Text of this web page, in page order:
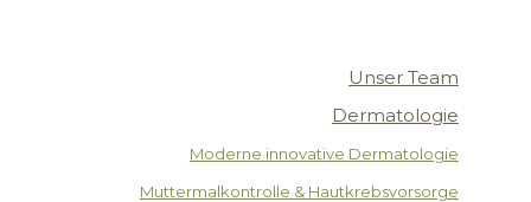
Unser Team
Dermatologie
Moderne innovative Dermatologie
Muttermalkontrolle & Hautkrebsvorsorge